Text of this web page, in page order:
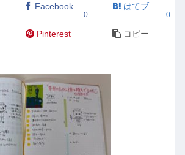
Facebook
0
はてブ
0
Pinterest コピー